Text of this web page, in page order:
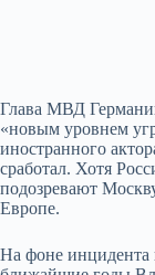
Глава МВД
«новым уровнем
иностранного
сработал. Хотя
подозревают
Европе.
На фоне